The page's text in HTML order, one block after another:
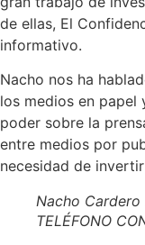
de ellas, El
informativo.
Nacho nos ha
los medios en papel
poder sobre la
entre medios por
necesidad de
Nacho
TELÉFONO